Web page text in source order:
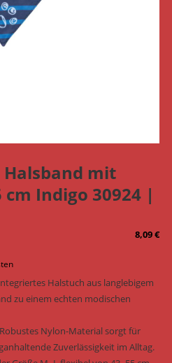
mit
cm Indigo 30924 |
8,09€
Halstuch aus langlebigem
zu einem echten modischen
Robustes Nylon-Material sorgt für
Zuverlässigkeit im Alltag.